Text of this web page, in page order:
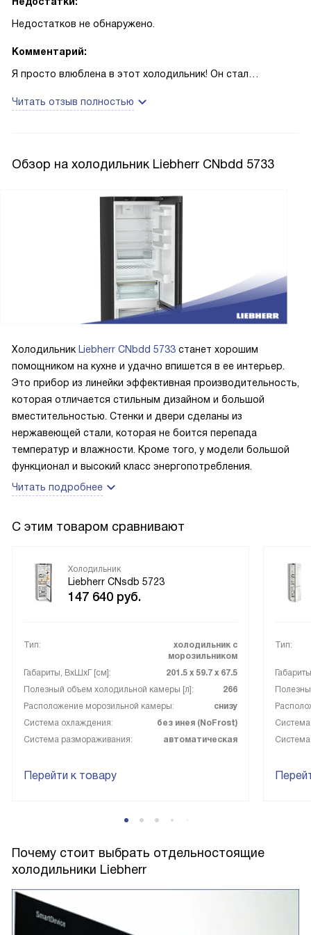
Недостатков не обнаружено.
Комментарий:
Я просто влюблена в этот холодильник! Он стал
из закаленного стекла позволяют мне хранить продукты
а автоматическая система размораживания облегчает
уход за холодильником. Особенно мне нравится
приятную атмосферу и позволяет найти нужные продукты
даже ночью. И как же удобно, что двери можно
перевесить! Это стало настоящим спасением для моей
небольшой кухни. И еще одна особенность, которую
я просто обожаю — это ледогенератор. Он стал
настоящим хитом на вечеринках у меня дома. Мои гости
всегда восхищаются, как быстро и легко я могу сделать
лед для коктейлей. А вот еще одна интересная история.
еды, я включила режим PartyMode. Это помогло сохранить
продукты свежими и вкусными в течение всей вечеринки.
Все были в восторге! В общем, я очень довольна этой
покупкой
Читать отзыв полностью
Обзор на холодильник Liebherr CNbdd 5733
Холодильник Liebherr CNbdd 5733 станет хорошим
помощником на кухне и удачно впишется в ее интерьер.
Это прибор из линейки эффективная производительность,
которая отличается стильным дизайном и большой
вместительностью. Стенки и двери сделаны из
нержавеющей стали, которая не боится перепада
температур и влажности. Кроме того, у модели большой
функционал и высокий класс энергопотребления.
Читать подробнее
С этим товаром сравнивают
Холодильник
Liebherr CNsdb 5723
147 640 руб.
Тип:
холодильник с
морозильником
Габариты, ВxШxГ [см]:
201.5 х 59.7 х 67.5
Полезный объем холодильной камеры [л]:
266
Расположение морозильной камеры:
снизу
Система охлаждения:
без инея (NoFrost)
Система размораживания:
автоматическая
Перейти к товару
Тип:
Почему стоит выбрать отдельностоящие
холодильники Liebherr